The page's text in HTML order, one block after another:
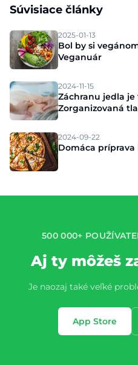
Súvisiace články
2025-01-13
Bol by si
Veganuár
2024-11-15
Záchranu jedla je
Zorganizovaná
2024-09-22
Domáca
500 000+
Aj ty môžeš
Je naozaj také veľké
App Store